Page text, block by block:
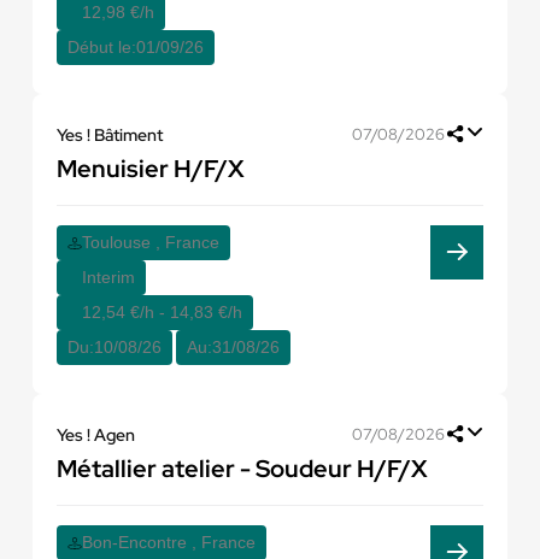
12,98 €/h
Début le:01/09/26
Yes ! Bâtiment 07/08/2026
Menuisier H/F/X
Toulouse , France
Interim
12,54 €/h - 14,83 €/h
Du:10/08/26 Au:31/08/26
Yes ! Agen 07/08/2026
Métallier atelier - Soudeur H/F/X
Bon-Encontre , France